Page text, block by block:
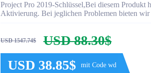
Project Pro 2019-Schlüssel,Bei diesem Produkt
Aktivierung. Bei jeglichen Problemen bieten wir
USD 1547.74$
USD 88.30$
USD 38.85$
mit Code wd